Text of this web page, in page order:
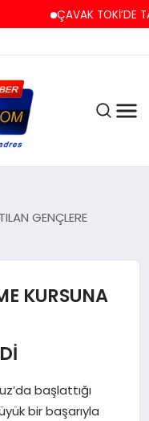
ÇAVAK TOKİ’DE
GENÇLERE
KURSUNA
başlattığı
bir başarıyla